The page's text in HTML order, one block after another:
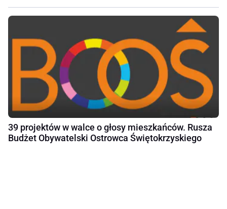
39 projektów w walce o głosy mieszkańców. Rusza
Budżet Obywatelski Ostrowca Świętokrzyskiego